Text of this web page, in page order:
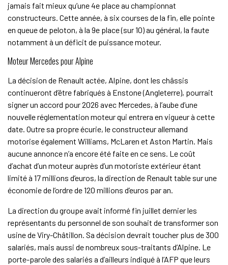
jamais fait mieux qu’une 4e place au championnat
constructeurs. Cette année, à six courses de la fin, elle pointe
en queue de peloton, à la 9e place (sur 10) au général, la faute
notamment à un déficit de puissance moteur.
Moteur Mercedes pour Alpine
La décision de Renault actée, Alpine, dont les châssis
continueront d’être fabriqués à Enstone (Angleterre), pourrait
signer un accord pour 2026 avec Mercedes, à l’aube d’une
nouvelle réglementation moteur qui entrera en vigueur à cette
date. Outre sa propre écurie, le constructeur allemand
motorise également Williams, McLaren et Aston Martin. Mais
aucune annonce n’a encore été faite en ce sens. Le coût
d’achat d’un moteur auprès d’un motoriste extérieur étant
limité à 17 millions d’euros, la direction de Renault table sur une
économie de l’ordre de 120 millions d’euros par an.
La direction du groupe avait informé fin juillet dernier les
représentants du personnel de son souhait de transformer son
usine de Viry-Châtillon. Sa décision devrait toucher plus de 300
salariés, mais aussi de nombreux sous-traitants d’Alpine. Le
porte-parole des salariés a d’ailleurs indiqué à l’AFP que leurs